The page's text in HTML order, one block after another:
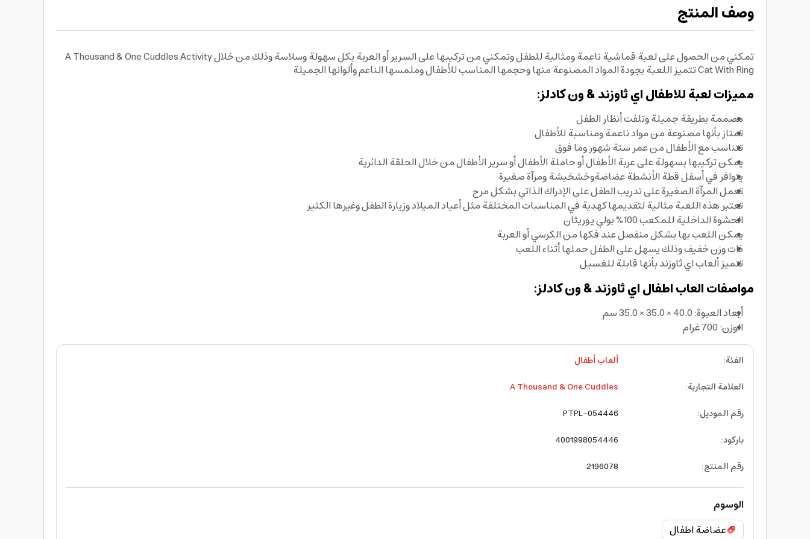
وصف المنتج
تمكني من الحصول على لعبة قماشية ناعمة ومثالية للطفل وتمكني من تركيبها على السرير أو العربة بكل سهولة وسلاسة وذلك من خلال A Thousand & One Cuddles Activity
Cat With Ring تتميز اللعبة بجودة المواد المصنوعة منها وحجمها المناسب للأطفال وملمسها الناعم وألوانها الجميلة
مميزات لعبة للاطفال اي ثاوزند & ون كادلز:
مصممة بطريقة جميلة وتلفت أنظار الطفل
تمتاز بأنها مصنوعة من مواد ناعمة ومناسبة للأطفال
تتناسب مع الأطفال من عمر ستة شهور وما فوق
يمكن تركيبها بسهولة على عربة الأطفال أو حاملة الأطفال أو سرير الأطفال من خلال الحلقة الدائرية
يتوافر في أسفل قطة الأنشطة عضاضةوخشخيشة ومرآة صغيرة
تعمل المرآة الصغيرة على تدريب الطفل على الإدراك الذاتي بشكل مرح
تعتبر هذه اللعبة مثالية لتقديمها كهدية في المناسبات المختلفة مثل أعياد الميلاد وزيارة الطفل وغيرها الكثير
الحشوة الداخلية للمكعب 100% بولي يوريثان
يمكن اللعب بها بشكل منفصل عند فكها من الكرسي أو العربة
ذات وزن خفيف وذلك يسهل على الطفل حملها أثناء اللعب
تتميز ألعاب اي ثاوزند بأنها قابلة للغسيل
مواصفات العاب اطفال اي ثاوزند & ون كادلز:
أبعاد العبوة: 40.0 × 35.0 × 35.0 سم
الوزن: 700 غرام
الفئة:
ألعاب أطفال
العلامة التجارية:
A Thousand & One Cuddles
رقم الموديل:
PTPL-054446
باركود:
4001998054446
رقم المنتج:
2196078
الوسوم
عضاضة اطفال